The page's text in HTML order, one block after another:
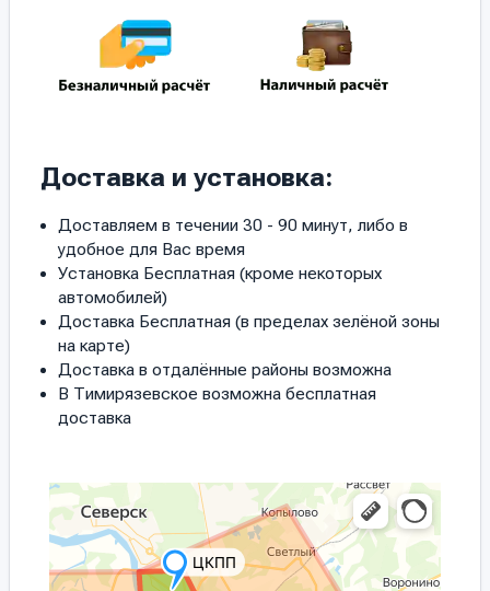
Доставка и установка:
Доставляем в течении 30 - 90 минут, либо в
удобное для Вас время
Установка Бесплатная (кроме некоторых
автомобилей)
Доставка Бесплатная (в пределах зелёной зоны
на карте)
Доставка в отдалённые районы возможна
В Тимирязевское возможна бесплатная
доставка